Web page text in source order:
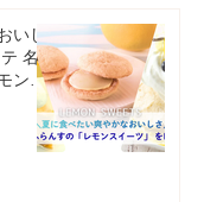
いし
名
ンス